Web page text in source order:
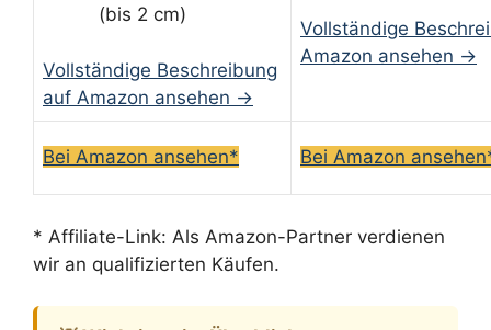
(bis 2 cm)
Vollständige Beschreibung
auf Amazon ansehen →
Vollständige
Amazon ansehen →
Bei Amazon ansehen* Bei Amazon
* Affiliate-Link: Als Amazon-Partner verdienen
wir an qualifizierten Käufen.